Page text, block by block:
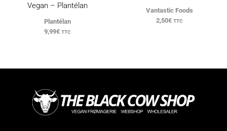
Vegan – Plantélan
Plantélan
9,99€ TTC
Vantastic Foods
2,50€ TTC